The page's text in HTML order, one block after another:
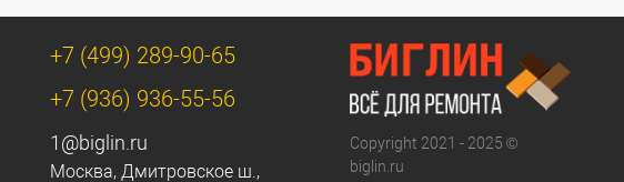
+7 (499) 289-90-65
+7 (936) 936-55-56
1@biglin.ru
Москва, Дмитровское ш.,
Copyright 2021 - 2025 ©
biglin.ru